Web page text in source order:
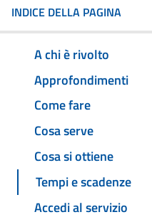
INDICE DELLA PAGINA
A chi è rivolto
Approfondimenti
Come fare
Cosa serve
Cosa si ottiene
Tempi e scadenze
Accedi al servizio